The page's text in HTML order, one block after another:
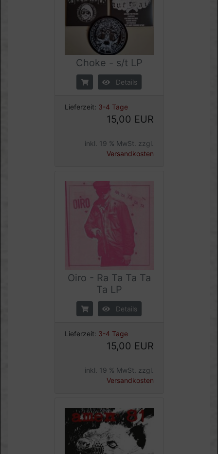
Choke - s/t LP
Details
Lieferzeit: 3-4 Tage
15,00 EUR
inkl. 19 % MwSt. zzgl.
Versandkosten
Oiro - Ra Ta Ta Ta
Ta LP
Details
Lieferzeit: 3-4 Tage
15,00 EUR
inkl. 19 % MwSt. zzgl.
Versandkosten